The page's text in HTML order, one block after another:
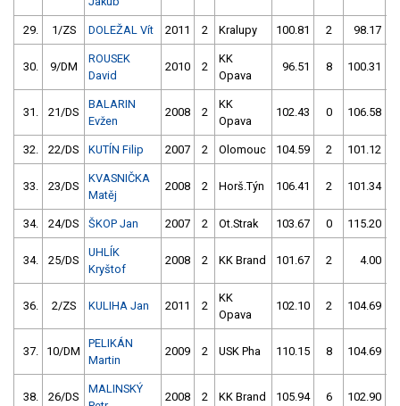
29. 1/ZS DOLEŽAL Vít 2011 2 Kralupy 100.81 2 98.17
30. 9/DM
ROUSEK
David
2010 2
KK
Opava
96.51 8 100.31
31. 21/DS
BALARIN
Evžen
2008 2
KK
Opava
102.43 0 106.58
32. 22/DS KUTÍN Filip 2007 2 Olomouc 104.59 2 101.12
33. 23/DS
KVASNIČKA
Matěj
2008 2 Horš.Týn 106.41 2 101.34
34. 24/DS ŠKOP Jan 2007 2 Ot.Strak 103.67 0 115.20
34. 25/DS
UHLÍK
Kryštof
2008 2 KK Brand 101.67 2 4.00
36. 2/ZS KULIHA Jan 2011 2
KK
Opava
102.10 2 104.69
37. 10/DM
PELIKÁN
Martin
2009 2 USK Pha 110.15 8 104.69
38. 26/DS
MALINSKÝ
2008 2 KK Brand 105.94 6 102.90